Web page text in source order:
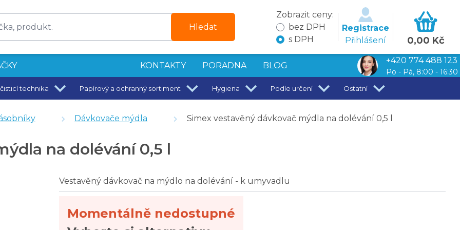
Hledat
Zobrazit ceny:
bez DPH
s DPH
Registrace
Přihlášení
0,00 Kč
KONTAKTY PORADNA BLOG
+420 774 488 123
Po - Pá, 8:00 - 16:30
technika Papírový a ochranný sortiment Hygiena Podle určení Ostatní
mlékem 5 l
Jofel AC70800
Dávkovače mýdla Simex vestavěný dávkovač mýdla na dolévání 0,5 l
na dolévání 0,5 l
Vestavěný dávkovač na mýdlo na dolévání - k umyvadlu
Momentálně nedostupné